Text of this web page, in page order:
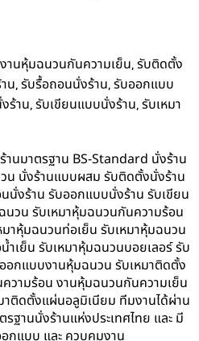
งานหุ้มฉนวนกันความเย็น,รับติดตั้ง
น,รับรื้อถอนนั่งร้าน,รับออกแบบ
ร้าน,รับเขียนแบบนั่งร้าน,รับเหมา
ร้านมาตรฐาน BS-Standard นั่งร้าน
น นั่งร้านแบบผสม รับติดตั้งนั่งร้าน
นั่งร้าน รับออกแบบนั่งร้าน รับเขียน
วน รับเหมาหุ้มฉนวนกันความร้อน
าหุ้มฉนวนท่อเย็น รับเหมาหุ้มฉนวน
เย็น รับเหมาหุ้มฉนวนบอยเลอร์ รับ
อกแบบงานหุ้มฉนวน รับเหมาติดตั้ง
วามร้อน งานหุ้มฉนวนกันความเย็น
ติดตั้งแผ่นอลูมิเนียม ทีมงานได้ผ่าน
ฐานนั่งร้านแห่งประเทศไทย และ มี
กแบบ และ ควบคุมงาน